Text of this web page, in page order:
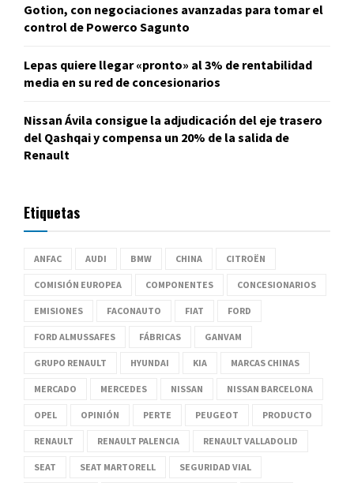
Gotion, con negociaciones avanzadas para tomar el
control de Powerco Sagunto
Lepas quiere llegar «pronto» al 3% de rentabilidad
media en su red de concesionarios
Nissan Ávila consigue la adjudicación del eje trasero
del Qashqai y compensa un 20% de la salida de
Renault
Etiquetas
ANFAC AUDI BMW CHINA CITROËN
COMISIÓN EUROPEA COMPONENTES CONCESIONARIOS
EMISIONES FACONAUTO FIAT FORD
FORD ALMUSSAFES FÁBRICAS GANVAM
GRUPO RENAULT HYUNDAI KIA MARCAS CHINAS
MERCADO MERCEDES NISSAN NISSAN BARCELONA
OPEL OPINIÓN PERTE PEUGEOT PRODUCTO
RENAULT RENAULT PALENCIA RENAULT VALLADOLID
SEAT SEAT MARTORELL SEGURIDAD VIAL